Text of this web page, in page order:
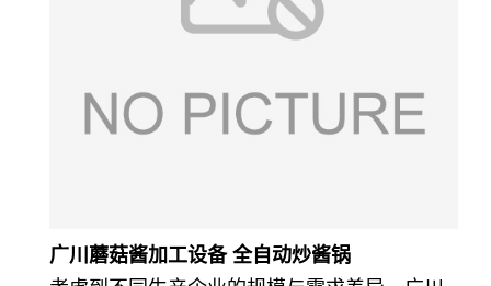
广川蘑菇酱加工设备 全自动炒酱锅